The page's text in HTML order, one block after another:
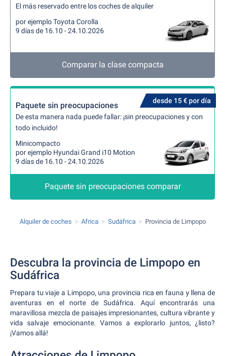
El más reservado entre los coches de alquiler
por ejemplo Toyota Corolla
9 días de 16.10 - 24.10.2026
Comparar la clase compacta
desde 15 € por día
Paquete sin preocupaciones
De esta manera nada puede fallar: ¡sin preocupaciones y con
todo incluido!
Minicompacto
por ejemplo Hyundai Grand i10 Motion
9 días de 16.10 - 24.10.2026
Paquete sin preocupaciones comparar
Alquiler de coches Africa Sudáfrica Provincia de Limpopo
Descubra la provincia de Limpopo en
Sudáfrica
Prepara tu viaje a Limpopo, una provincia rica en fauna y llena de
aventuras en el norte de Sudáfrica. Aquí encontrarás una
maravillosa mezcla de paisajes impresionantes, cultura vibrante y
vida salvaje emocionante. Vamos a explorarlo juntos, ¿listo?
¡Vamos allá!